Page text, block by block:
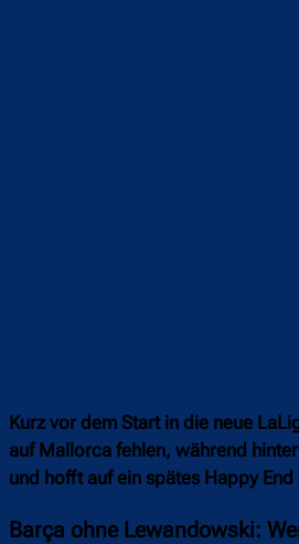
Kurz vor dem Start in die neue
auf Mallorca fehlen, während
und hofft auf ein spätes Happy
Barça ohne Lewandowski: